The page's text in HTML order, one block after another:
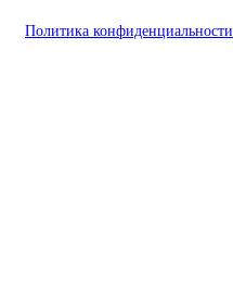
Политика конфиденциальности